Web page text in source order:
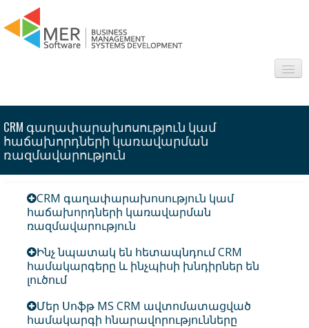
Sectors
Products
Interesting
Contact
CRM գաղափարախոսություն կամ
հաճախորդների կառավարման
ռազմավարություն
CRM գաղափարախոսություն կամ
հաճախորդների կառավարման
ռազմավարություն
Ինչ նպատակ են հետապնդում CRM
համակարգերը և ինչպիսի խնդիրներ են
լուծում
Մեր Սոֆթ MS CRM ավտոմատացված
համակարգի հնարավորությունները